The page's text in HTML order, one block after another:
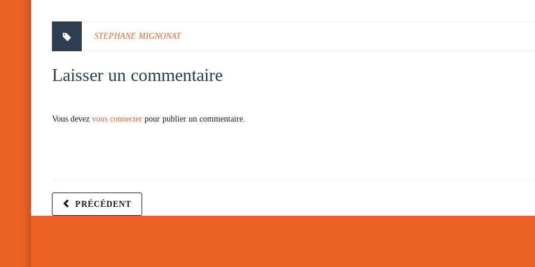
STEPHANE MIGNONAT
Laisser un commentaire
Vous devez vous connecter pour publier un commentaire.
PRÉCÉDENT